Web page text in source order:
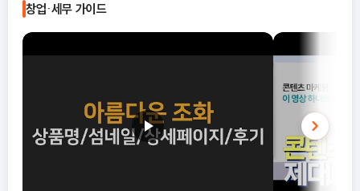
이나 오리를 판매하는 도매업, 소매업이나, 도축된 고기를 활용한 식
품 제조 활동(예: 가공육 제조업)은 이 코드에 포함되지 않습니다.
창업·세무 가이드